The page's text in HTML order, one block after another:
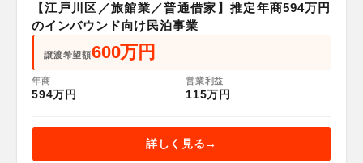
【江戸川区／旅館業／普通借家】推定年商594万円
のインバウンド向け民泊事業
譲渡希望額600万円
年商
594万円
営業利益
115万円
詳しく見る